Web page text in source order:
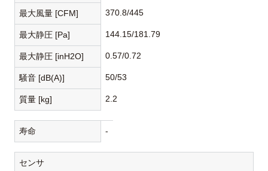
最大風量 [CFM] 370.8/445
最大静圧 [Pa] 144.15/181.79
最大静圧 [inH2O] 0.57/0.72
騒音 [dB(A)] 50/53
質量 [kg] 2.2
寿命 -
センサ